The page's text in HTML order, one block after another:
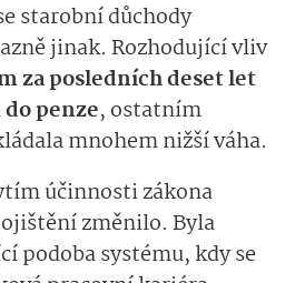
starobní důchody
jinak. Rozhodující vliv
za posledních deset let
penze, ostatním
mnohem nižší váha.
účinnosti zákona
změnilo. Byla
podoba systému, kdy se